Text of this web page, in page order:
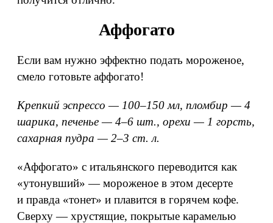
Аффогато
Если вам нужно эффектно подать мороженое,
смело готовьте аффогато!
Крепкий эспрессо — 100–150 мл, пломбир — 4
шарика, печенье — 4–6 шт., орехи — 1 горсть,
сахарная пудра — 2–3 ст. л.
«Аффогато» с итальянского переводится как
«утонувший» — мороженое в этом десерте
и правда «тонет» и плавится в горячем кофе.
Сверху — хрустящие, покрытые карамелью